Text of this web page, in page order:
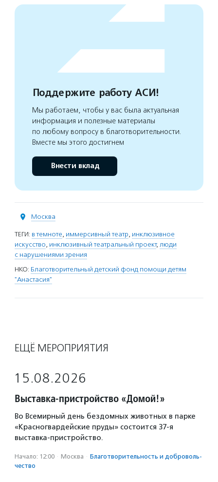
Поддержите работу АСИ!
Мы работаем, чтобы у вас была актуальная
информация и полезные материалы
по любому вопросу в благотворительности.
Вместе мы этого достигнем
Внести вклад
Москва
ТЕГИ: в темноте, иммерсивный театр, инклюзивное
искусство, инклюзивный театральный проект, люди
с нарушениями зрения
НКО: Благотворительный детский фонд помощи детям
"Анастасия"
ЕЩЁ МЕРОПРИЯТИЯ
15.08.2026
Выставка-пристройство «Домой!»
Во Всемирный день бездомных животных в парке
«Красногвардейские пруды» состоится 37-я
выставка-пристройство.
Начало: 12:00 · Москва · Благотвори­тель­ность и доброволь­
чест­во